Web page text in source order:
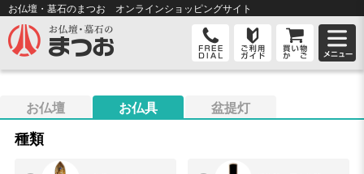
お仏壇・墓石のまつお オンラインショッピングサイト
お仏壇 お仏具 盆提灯
種類